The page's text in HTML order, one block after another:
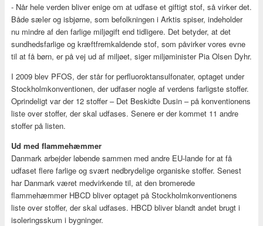
- Når hele verden bliver enige om at udfase et giftigt stof, så virker det.
Både sæler og isbjørne, som befolkningen i Arktis spiser, indeholder
nu mindre af den farlige miljøgift end tidligere. Det betyder, at det
sundhedsfarlige og kræftfremkaldende stof, som påvirker vores evne
til at få børn, er på vej ud af miljøet, siger miljøminister Pia Olsen Dyhr.
I 2009 blev PFOS, der står for perfluoroktansulfonater, optaget under
Stockholmkonventionen, der udfaser nogle af verdens farligste stoffer.
Oprindeligt var der 12 stoffer – Det Beskidte Dusin – på konventionens
liste over stoffer, der skal udfases. Senere er der kommet 11 andre
stoffer på listen.
Ud med flammehæmmer
Danmark arbejder løbende sammen med andre EU-lande for at få
udfaset flere farlige og svært nedbrydelige organiske stoffer. Senest
har Danmark været medvirkende til, at den bromerede
flammehæmmer HBCD bliver optaget på Stockholmkonventionens
liste over stoffer, der skal udfases. HBCD bliver blandt andet brugt i
isoleringsskum i bygninger.